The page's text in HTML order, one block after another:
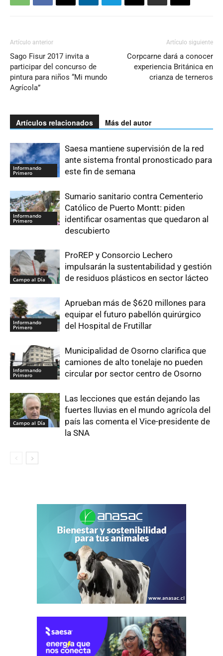
Artículo anterior
Sago Fisur 2017 invita a
participar del concurso de
pintura para niños “Mi mundo
Agrícola”
Artículo siguiente
Corpcarne dará a conocer
experiencia Británica en
crianza de terneros
Artículos relacionados Más del autor
Informando
Primero
Saesa mantiene supervisión de la red
ante sistema frontal pronosticado para
este fin de semana
Informando
Primero
Sumario sanitario contra Cementerio
Católico de Puerto Montt: piden
identificar osamentas que quedaron al
descubierto
Campo al Día
ProREP y Consorcio Lechero
impulsarán la sustentabilidad y gestión
de residuos plásticos en sector lácteo
Informando
Primero
Aprueban más de $620 millones para
equipar el futuro pabellón quirúrgico
del Hospital de Frutillar
Informando
Primero
Municipalidad de Osorno clarifica que
camiones de alto tonelaje no pueden
circular por sector centro de Osorno
Campo al Día
Las lecciones que están dejando las
fuertes lluvias en el mundo agrícola del
país las comenta el Vice-presidente de
la SNA